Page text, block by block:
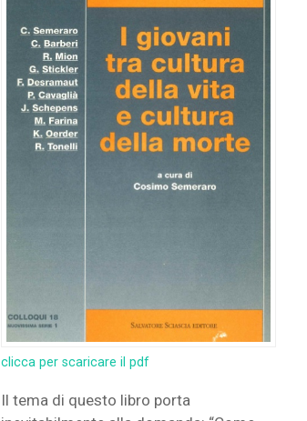
clicca per scaricare il pdf
Il tema di questo libro porta